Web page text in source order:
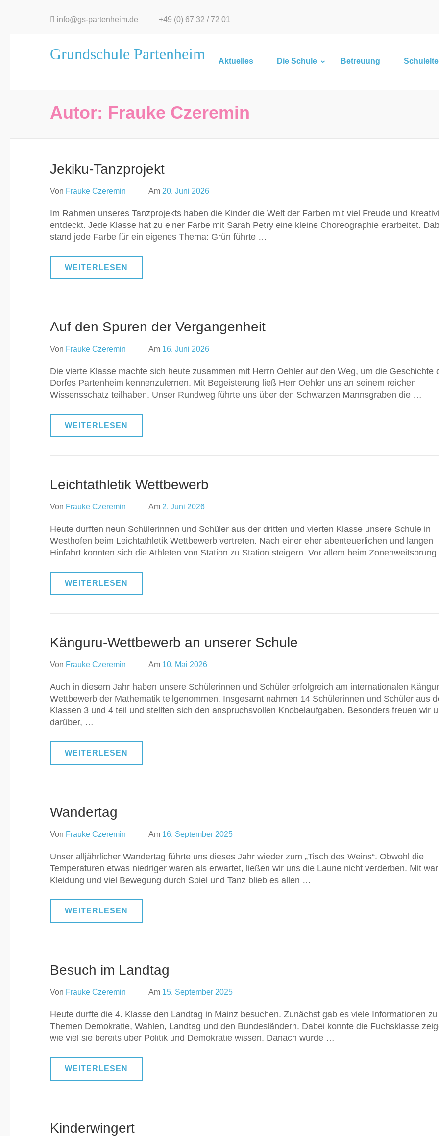
(Eingabetaste
info@gs-partenheim.de +49 (0) 67 32 / 72 01
Grundschule Partenheim Aktuelles Die Schule Betreuung
Autor: Frauke Czeremin
Jekiku-Tanzprojekt
Von Frauke Czeremin Am 20. Juni 2026
Im Rahmen unseres Tanzprojekts haben die Kinder die Welt der Farben mit viel Freude und
entdeckt. Jede Klasse hat zu einer Farbe mit Sarah Petry eine kleine Choreographie erarbeitet.
stand jede Farbe für ein eigenes Thema: Grün führte …
WEITERLESEN
Auf den Spuren der Vergangenheit
Von Frauke Czeremin Am 16. Juni 2026
Die vierte Klasse machte sich heute zusammen mit Herrn Oehler auf den Weg, um die Geschichte
Dorfes Partenheim kennenzulernen. Mit Begeisterung ließ Herr Oehler uns an seinem reichen
Wissensschatz teilhaben. Unser Rundweg führte uns über den Schwarzen Mannsgraben die …
WEITERLESEN
Leichtathletik Wettbewerb
Von Frauke Czeremin Am 2. Juni 2026
Heute durften neun Schülerinnen und Schüler aus der dritten und vierten Klasse unsere Schule in
Westhofen beim Leichtathletik Wettbewerb vertreten. Nach einer eher abenteuerlichen und langen
Hinfahrt konnten sich die Athleten von Station zu Station steigern. Vor allem beim
WEITERLESEN
Känguru-Wettbewerb an unserer Schule
Von Frauke Czeremin Am 10. Mai 2026
Auch in diesem Jahr haben unsere Schülerinnen und Schüler erfolgreich am internationalen
Wettbewerb der Mathematik teilgenommen. Insgesamt nahmen 14 Schülerinnen und Schüler aus
Klassen 3 und 4 teil und stellten sich den anspruchsvollen Knobelaufgaben. Besonders freuen wir
darüber, …
WEITERLESEN
Wandertag
Von Frauke Czeremin Am 16. September 2025
Unser alljährlicher Wandertag führte uns dieses Jahr wieder zum „Tisch des Weins“. Obwohl die
Temperaturen etwas niedriger waren als erwartet, ließen wir uns die Laune nicht verderben. Mit
Kleidung und viel Bewegung durch Spiel und Tanz blieb es allen …
WEITERLESEN
Besuch im Landtag
Von Frauke Czeremin Am 15. September 2025
Heute durfte die 4. Klasse den Landtag in Mainz besuchen. Zunächst gab es viele Informationen
Themen Demokratie, Wahlen, Landtag und den Bundesländern. Dabei konnte die Fuchsklasse
wie viel sie bereits über Politik und Demokratie wissen. Danach wurde …
WEITERLESEN
Kinderwingert